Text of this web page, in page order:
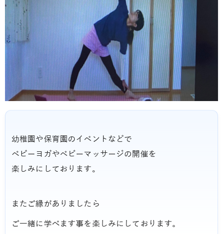
幼稚園や保育園のイベントなどで
ベビーヨガやベビーマッサージの開催を
楽しみにしております。
またご縁がありましたら
ご一緒に学べます事を楽しみにしております。